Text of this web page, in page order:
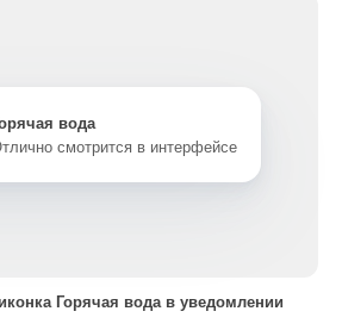
вода
смотрится в интерфейсе
Горячая вода в уведомлении